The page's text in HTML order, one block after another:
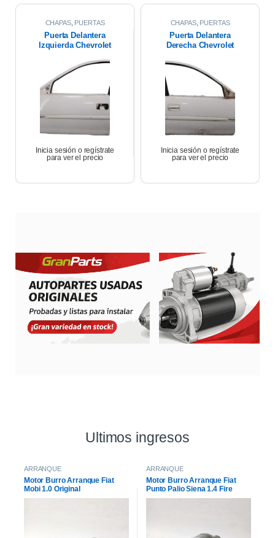
CHAPAS, PUERTAS
Puerta Delantera
Izquierda Chevrolet
Inicia sesión o regístrate
para ver el precio
CHAPAS, PUERTAS
Puerta Delantera
Derecha Chevrolet
Inicia sesión o regístrate
para ver el precio
Ultimos ingresos
ARRANQUE
Motor Burro Arranque Fiat
Mobi 1.0 Original
ARRANQUE
Motor Burro Arranque Fiat
Punto Palio Siena 1.4 Fire
Original